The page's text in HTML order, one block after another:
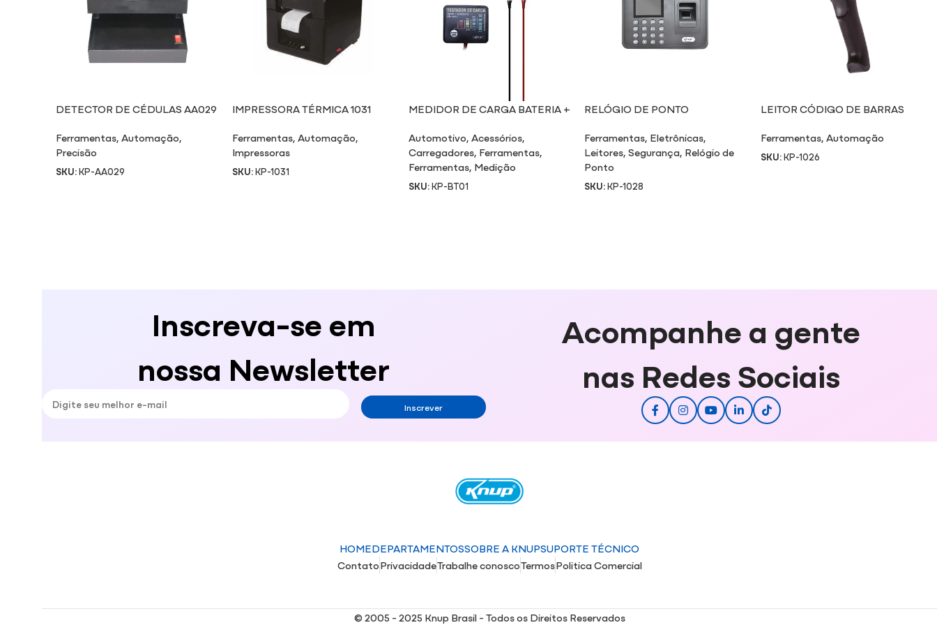
DETECTOR DE CÉDULAS AA029
Ferramentas,Automação,
Precisão
SKU:KP-AA029
IMPRESSORA TÉRMICA 1031
Ferramentas,Automação,
Impressoras
SKU:KP-1031
MEDIDOR DE CARGA BATERIA +
Automotivo,Acessórios,
Carregadores, Ferramentas,
Ferramentas, Medição
SKU:KP-BT01
RELÓGIO DE PONTO
Ferramentas, Eletrônicas,
Leitores, Segurança, Relógio de
Ponto
SKU:KP-1028
LEITOR CÓDIGO DE BARRAS
Ferramentas,Automação
SKU:KP-1026
Inscreva-se em
nossa Newsletter
Inscrever
Acompanhe a gente
nas Redes Sociais
HOMEDEPARTAMENTOSSOBRE A KNUPSUPORTE TÉCNICO
ContatoPrivacidadeTrabalhe conoscoTermosPolitica Comercial
© 2005 - 2025 Knup Brasil - Todos os Direitos Reservados